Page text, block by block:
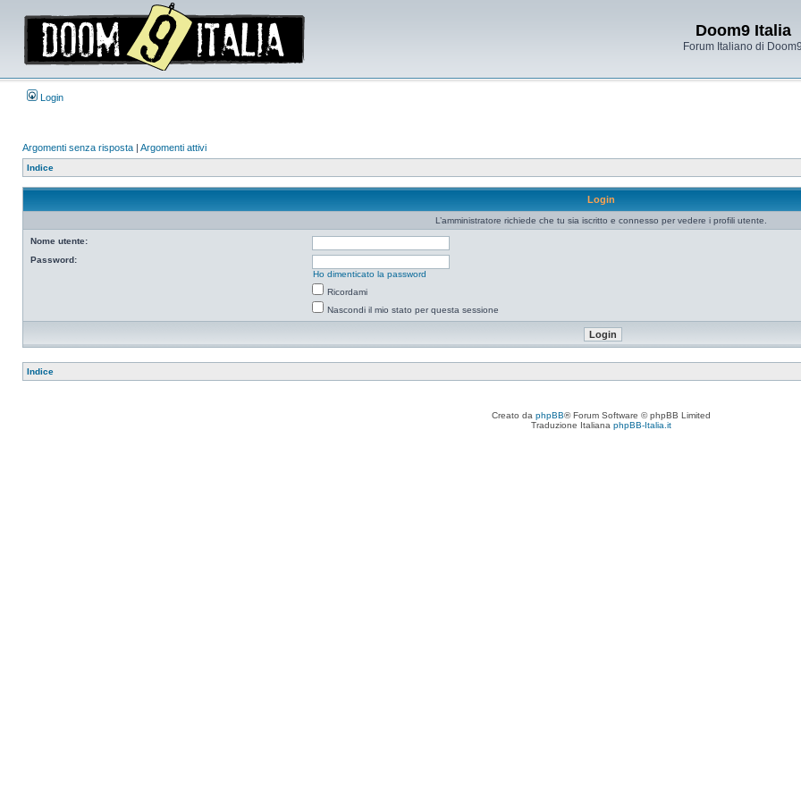
Doom9 Italia
Forum Italiano di Doom9
Login
Argomenti senza risposta | Argomenti attivi
Indice
Login
L’amministratore richiede che tu sia iscritto e connesso per vedere i profili utente.
Nome utente:
Password:
Ho dimenticato la password
Ricordami
Nascondi il mio stato per questa sessione
Indice
Creato da phpBB® Forum Software © phpBB Limited
Traduzione Italiana phpBB-Italia.it